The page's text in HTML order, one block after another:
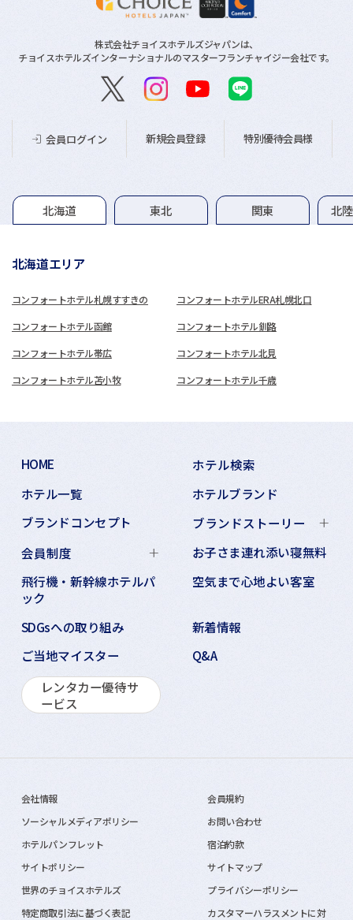
株式会社チョイスホテルズジャパンは、
チョイスホテルズインターナショナルのマスターフランチャイジー会社です。
会員ログイン 新規会員登録 特別優待会員様
グループホテル一覧
北海道 東北 関東 北
北海道エリア
コンフォートホテル札幌すすきの コンフォートホテルERA札幌北口
コンフォートホテル函館 コンフォートホテル釧路
コンフォートホテル帯広 コンフォートホテル北見
コンフォートホテル苫小牧 コンフォートホテル千歳
HOME
ホテル検索
ホテル一覧
ホテルブランド
ブランドコンセプト
ブランドストーリー
会員制度
お子さま連れ添い寝無料
飛行機・新幹線ホテルパ
ック
空気まで心地よい客室
SDGsへの取り組み
新着情報
ご当地マイスター
Q&A
レンタカー優待サ
ービス
会社情報
会員規約
ソーシャルメディアポリシー
お問い合わせ
ホテルパンフレット
宿泊約款
サイトポリシー
サイトマップ
世界のチョイスホテルズ
プライバシーポリシー
特定商取引法に基づく表記
カスタマーハラスメントに対